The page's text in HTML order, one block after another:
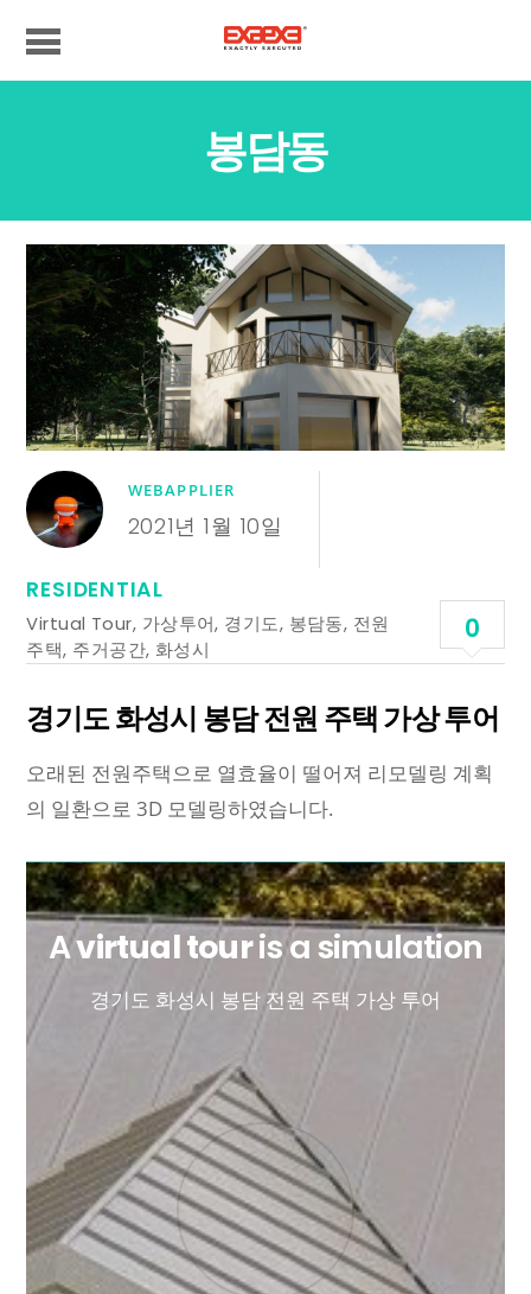
봉담동
WEBAPPLIER
2021년 1월 10일
RESIDENTIAL
Virtual Tour, 가상투어, 경기도, 봉담동, 전원
주택, 주거공간, 화성시
0
경기도 화성시 봉담 전원 주택 가상 투어
오래된 전원주택으로 열효율이 떨어져 리모델링 계획
의 일환으로 3D 모델링하였습니다.
Avirtual touris a simulation
경기도 화성시 봉담 전원 주택 가상 투어